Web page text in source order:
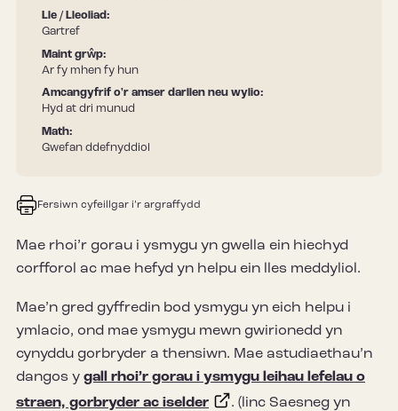
Lle / Lleoliad:
Gartref
Maint grŵp:
Ar fy mhen fy hun
Amcangyfrif o'r amser darllen neu wylio:
Hyd at dri munud
Math:
Gwefan ddefnyddiol
Fersiwn cyfeillgar i’r argraffydd
Mae rhoi’r gorau i ysmygu yn gwella ein hiechyd
corfforol ac mae hefyd yn helpu ein lles meddyliol.
Mae’n gred gyffredin bod ysmygu yn eich helpu i
ymlacio, ond mae ysmygu mewn gwirionedd yn
cynyddu gorbryder a thensiwn. Mae astudiaethau’n
dangos y gall rhoi’r gorau i ysmygu leihau lefelau o
straen, gorbryder ac iselder
. (linc Saesneg yn